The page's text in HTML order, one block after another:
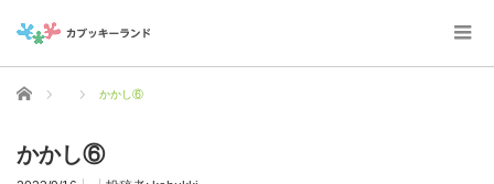
ホーム かかし⑥
かかし⑥